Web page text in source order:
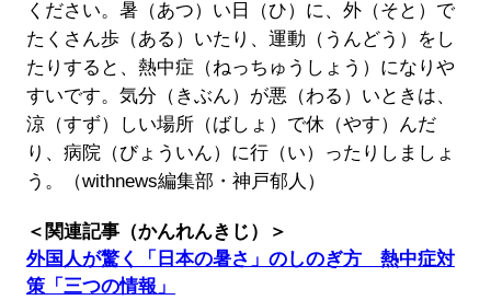
ください。暑（あつ）い日（ひ）に、外（そと）で
たくさん歩（ある）いたり、運動（うんどう）をし
たりすると、熱中症（ねっちゅうしょう）になりや
すいです。気分（きぶん）が悪（わる）いときは、
涼（すず）しい場所（ばしょ）で休（やす）んだ
り、病院（びょういん）に行（い）ったりしましょ
う。（withnews編集部・神戸郁人）
＜関連記事（かんれんきじ）＞
外国人が驚く「日本の暑さ」のしのぎ方 熱中症対
策「三つの情報」